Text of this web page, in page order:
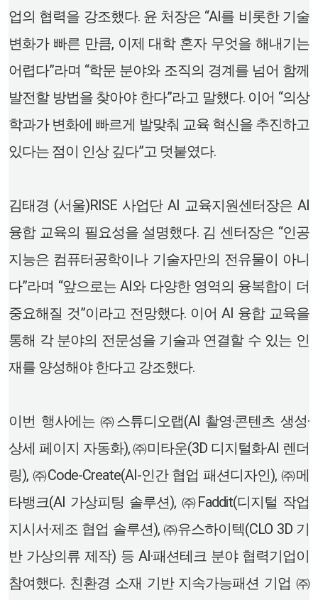
업의 협력을 강조했다. 윤 처장은 “AI를 비롯한 기술
변화가 빠른 만큼, 이제 대학 혼자 무엇을 해내기는
어렵다”라며 “학문 분야와 조직의 경계를 넘어 함께
발전할 방법을 찾아야 한다”라고 말했다. 이어 “의상
학과가 변화에 빠르게 발맞춰 교육 혁신을 추진하고
있다는 점이 인상 깊다”고 덧붙였다.
김태경 (서울)RISE 사업단 AI 교육지원센터장은 AI
융합 교육의 필요성을 설명했다. 김 센터장은 “인공
지능은 컴퓨터공학이나 기술자만의 전유물이 아니
다”라며 “앞으로는 AI와 다양한 영역의 융복합이 더
중요해질 것”이라고 전망했다. 이어 AI 융합 교육을
통해 각 분야의 전문성을 기술과 연결할 수 있는 인
재를 양성해야 한다고 강조했다.
이번 행사에는 ㈜스튜디오랩(AI 촬영·콘텐츠 생성·
상세 페이지 자동화), ㈜미타운(3D 디지털화·AI 렌더
링), ㈜Code-Create(AI-인간 협업 패션디자인), ㈜메
타뱅크(AI 가상피팅 솔루션), ㈜Faddit(디지털 작업
지시서·제조 협업 솔루션), ㈜유스하이텍(CLO 3D 기
반 가상의류 제작) 등 AI·패션테크 분야 협력기업이
참여했다. 친환경 소재 기반 지속가능패션 기업 ㈜